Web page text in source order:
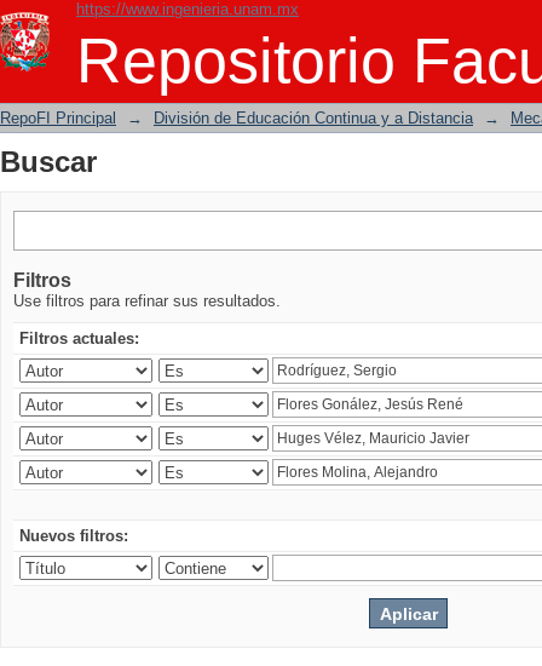
https://www.ingenieria.unam.mx
Repositorio
Buscar
RepoFI Principal → División de Educación Continua y a Distancia →
Buscar
Filtros
Use filtros para refinar sus resultados.
Filtros actuales:
Nuevos filtros: